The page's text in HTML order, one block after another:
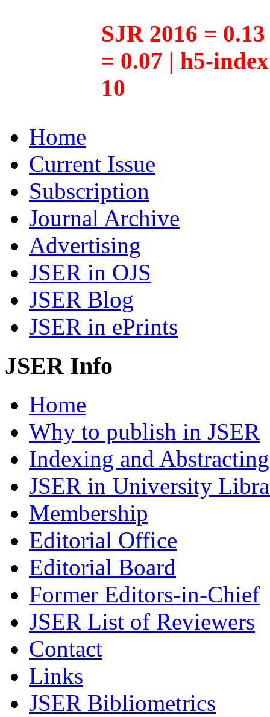
SJR 2016 =
= 0.07 | h5-
10
Home
Current Issue
Subscription
Journal Archive
Advertising
JSER in OJS
JSER Blog
JSER in ePrints
JSER Info
Home
Why to publish in JSER
Indexing and Abstracting
JSER in University
Membership
Editorial Office
Editorial Board
Former Editors-in-Chief
JSER List of Reviewers
Contact
Links
JSER Bibliometrics